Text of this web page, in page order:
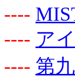
----
---- ア
---- 第